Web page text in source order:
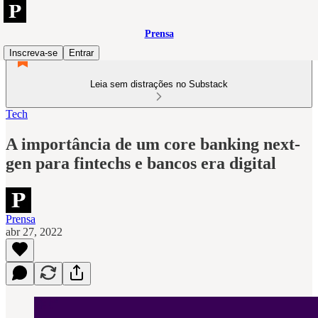
Prensa
Inscreva-se
Entrar
Leia sem distrações no Substack
Tech
A importância de um core banking next-
gen para fintechs e bancos era digital
Prensa
abr 27, 2022